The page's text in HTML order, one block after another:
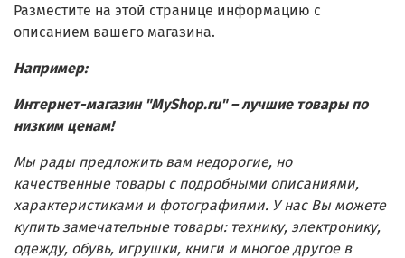
Разместите на этой странице информацию с
описанием вашего магазина.
Например:
Интернет-магазин "MyShop.ru" – лучшие товары по
низким ценам!
Мы рады предложить вам недорогие, но
качественные товары с подробными описаниями,
характеристиками и фотографиями. У нас Вы можете
купить замечательные товары: технику, электронику,
одежду, обувь, игрушки, книги и многое другое в